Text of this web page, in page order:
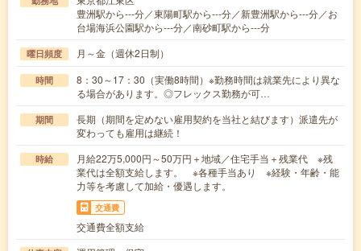
豊洲駅から---分／東陽町駅から---分／新豊洲駅から---分／お
台場海浜公園駅から---分／南砂町駅から---分
曜日頻度 月～金（週休2日制）
時間
8：30～17：30（実働8時間）※勤務時間は就業先により異な
る場合があります。◎フレックス勤務が可…
期間
長期（期間を定めない雇用契約を当社と結びます）派遣先が
変わっても雇用は継続！
時給
月給22万5,000円～50万円＋地域／住宅手当＋残業代 ※残
業代は全額支給します。 ※各種手当あり ※経験・年齢・能
力等を考慮して加給・優遇します。
交通費
交通費全額支給